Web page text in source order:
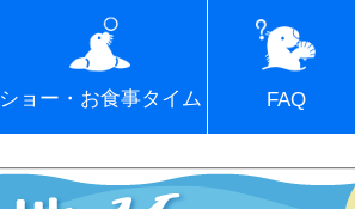
ショー・お食事タイム FAQ